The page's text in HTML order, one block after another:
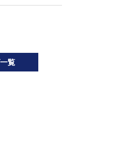
覧